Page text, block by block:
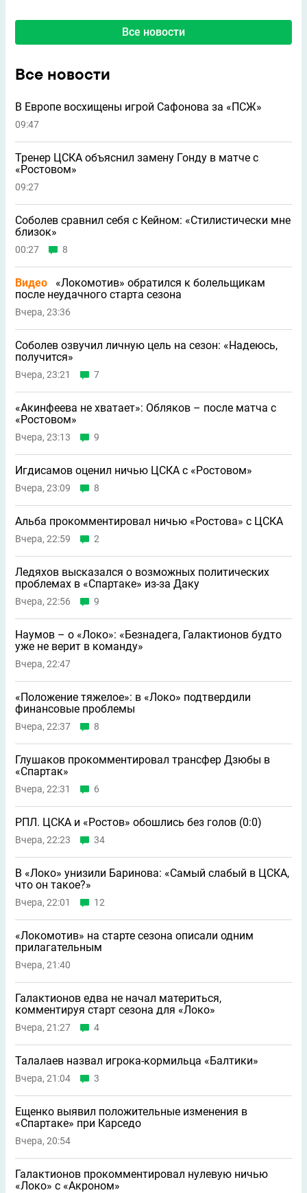
Все новости
Все новости
В Европе восхищены игрой Сафонова за «ПСЖ»
09:47
Тренер ЦСКА объяснил замену Гонду в матче с
«Ростовом»
09:27
Соболев сравнил себя с Кейном: «Стилистически мне
близок»
00:27 8
Видео
«Локомотив» обратился к болельщикам
после неудачного старта сезона
Вчера, 23:36
Соболев озвучил личную цель на сезон: «Надеюсь,
получится»
Вчера, 23:21 7
«Акинфеева не хватает»: Обляков – после матча с
«Ростовом»
Вчера, 23:13 9
Игдисамов оценил ничью ЦСКА с «Ростовом»
Вчера, 23:09 8
Альба прокомментировал ничью «Ростова» с ЦСКА
Вчера, 22:59 2
Ледяхов высказался о возможных политических
проблемах в «Спартаке» из-за Даку
Вчера, 22:56 9
Наумов – о «Локо»: «Безнадега, Галактионов будто
уже не верит в команду»
Вчера, 22:47
«Положение тяжелое»: в «Локо» подтвердили
финансовые проблемы
Вчера, 22:37 8
Глушаков прокомментировал трансфер Дзюбы в
«Спартак»
Вчера, 22:31 6
РПЛ. ЦСКА и «Ростов» обошлись без голов (0:0)
Вчера, 22:23 34
В «Локо» унизили Баринова: «Самый слабый в ЦСКА,
что он такое?»
Вчера, 22:01 12
«Локомотив» на старте сезона описали одним
прилагательным
Вчера, 21:40
Галактионов едва не начал материться,
комментируя старт сезона для «Локо»
Вчера, 21:27 4
Талалаев назвал игрока-кормильца «Балтики»
Вчера, 21:04 3
Ещенко выявил положительные изменения в
«Спартаке» при Карседо
Вчера, 20:54
Галактионов прокомментировал нулевую ничью
«Локо» с «Акроном»